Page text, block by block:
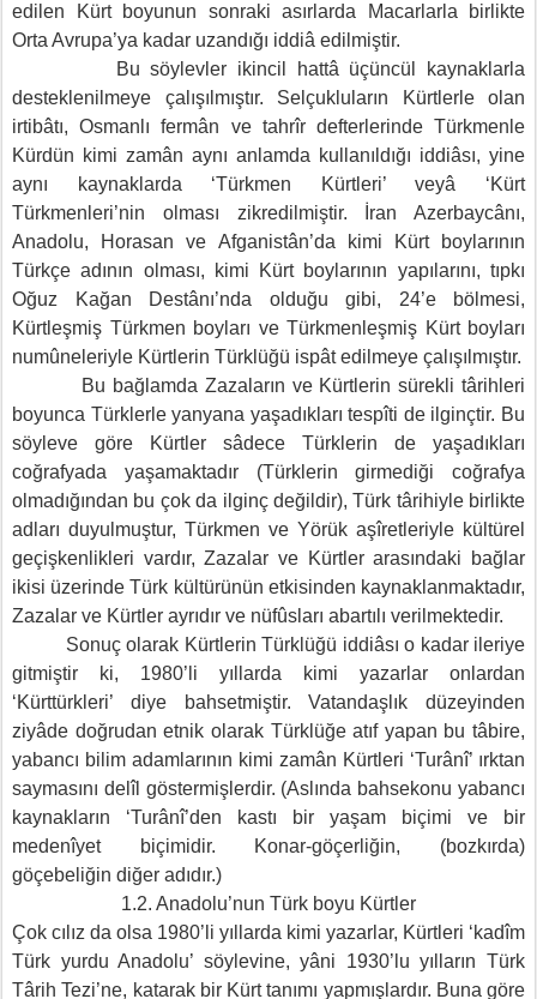
edilen Kürt boyunun sonraki asırlarda Macarlarla birlikte
Orta Avrupa’ya kadar uzandığı iddiâ edilmiştir.
Bu söylevler ikincil hattâ üçüncül kaynaklarla
desteklenilmeye çalışılmıştır. Selçukluların Kürtlerle olan
irtibâtı, Osmanlı fermân ve tahrîr defterlerinde Türkmenle
Kürdün kimi zamân aynı anlamda kullanıldığı iddiâsı, yine
aynı kaynaklarda ‘Türkmen Kürtleri’ veyâ ‘Kürt
Türkmenleri’nin olması zikredilmiştir. İran Azerbaycânı,
Anadolu, Horasan ve Afganistân’da kimi Kürt boylarının
Türkçe adının olması, kimi Kürt boylarının yapılarını, tıpkı
Oğuz Kağan Destânı’nda olduğu gibi, 24’e bölmesi,
Kürtleşmiş Türkmen boyları ve Türkmenleşmiş Kürt boyları
numûneleriyle Kürtlerin Türklüğü ispât edilmeye çalışılmıştır.
Bu bağlamda Zazaların ve Kürtlerin sürekli târihleri
boyunca Türklerle yanyana yaşadıkları tespîti de ilginçtir. Bu
söyleve göre Kürtler sâdece Türklerin de yaşadıkları
coğrafyada yaşamaktadır (Türklerin girmediği coğrafya
olmadığından bu çok da ilginç değildir), Türk târihiyle birlikte
adları duyulmuştur, Türkmen ve Yörük aşîretleriyle kültürel
geçişkenlikleri vardır, Zazalar ve Kürtler arasındaki bağlar
ikisi üzerinde Türk kültürünün etkisinden kaynaklanmaktadır,
Zazalar ve Kürtler ayrıdır ve nüfûsları abartılı verilmektedir.
Sonuç olarak Kürtlerin Türklüğü iddiâsı o kadar ileriye
gitmiştir ki, 1980’li yıllarda kimi yazarlar onlardan
‘Kürttürkleri’ diye bahsetmiştir. Vatandaşlık düzeyinden
ziyâde doğrudan etnik olarak Türklüğe atıf yapan bu tâbire,
yabancı bilim adamlarının kimi zamân Kürtleri ‘Turânî’ ırktan
saymasını delîl göstermişlerdir. (Aslında bahsekonu yabancı
kaynakların ‘Turânî’den kastı bir yaşam biçimi ve bir
medenîyet biçimidir. Konar-göçerliğin, (bozkırda)
göçebeliğin diğer adıdır.)
1.2. Anadolu’nun Türk boyu Kürtler
Çok cılız da olsa 1980’li yıllarda kimi yazarlar, Kürtleri ‘kadîm
Türk yurdu Anadolu’ söylevine, yâni 1930’lu yılların Türk
Târih Tezi’ne, katarak bir Kürt tanımı yapmışlardır. Buna göre